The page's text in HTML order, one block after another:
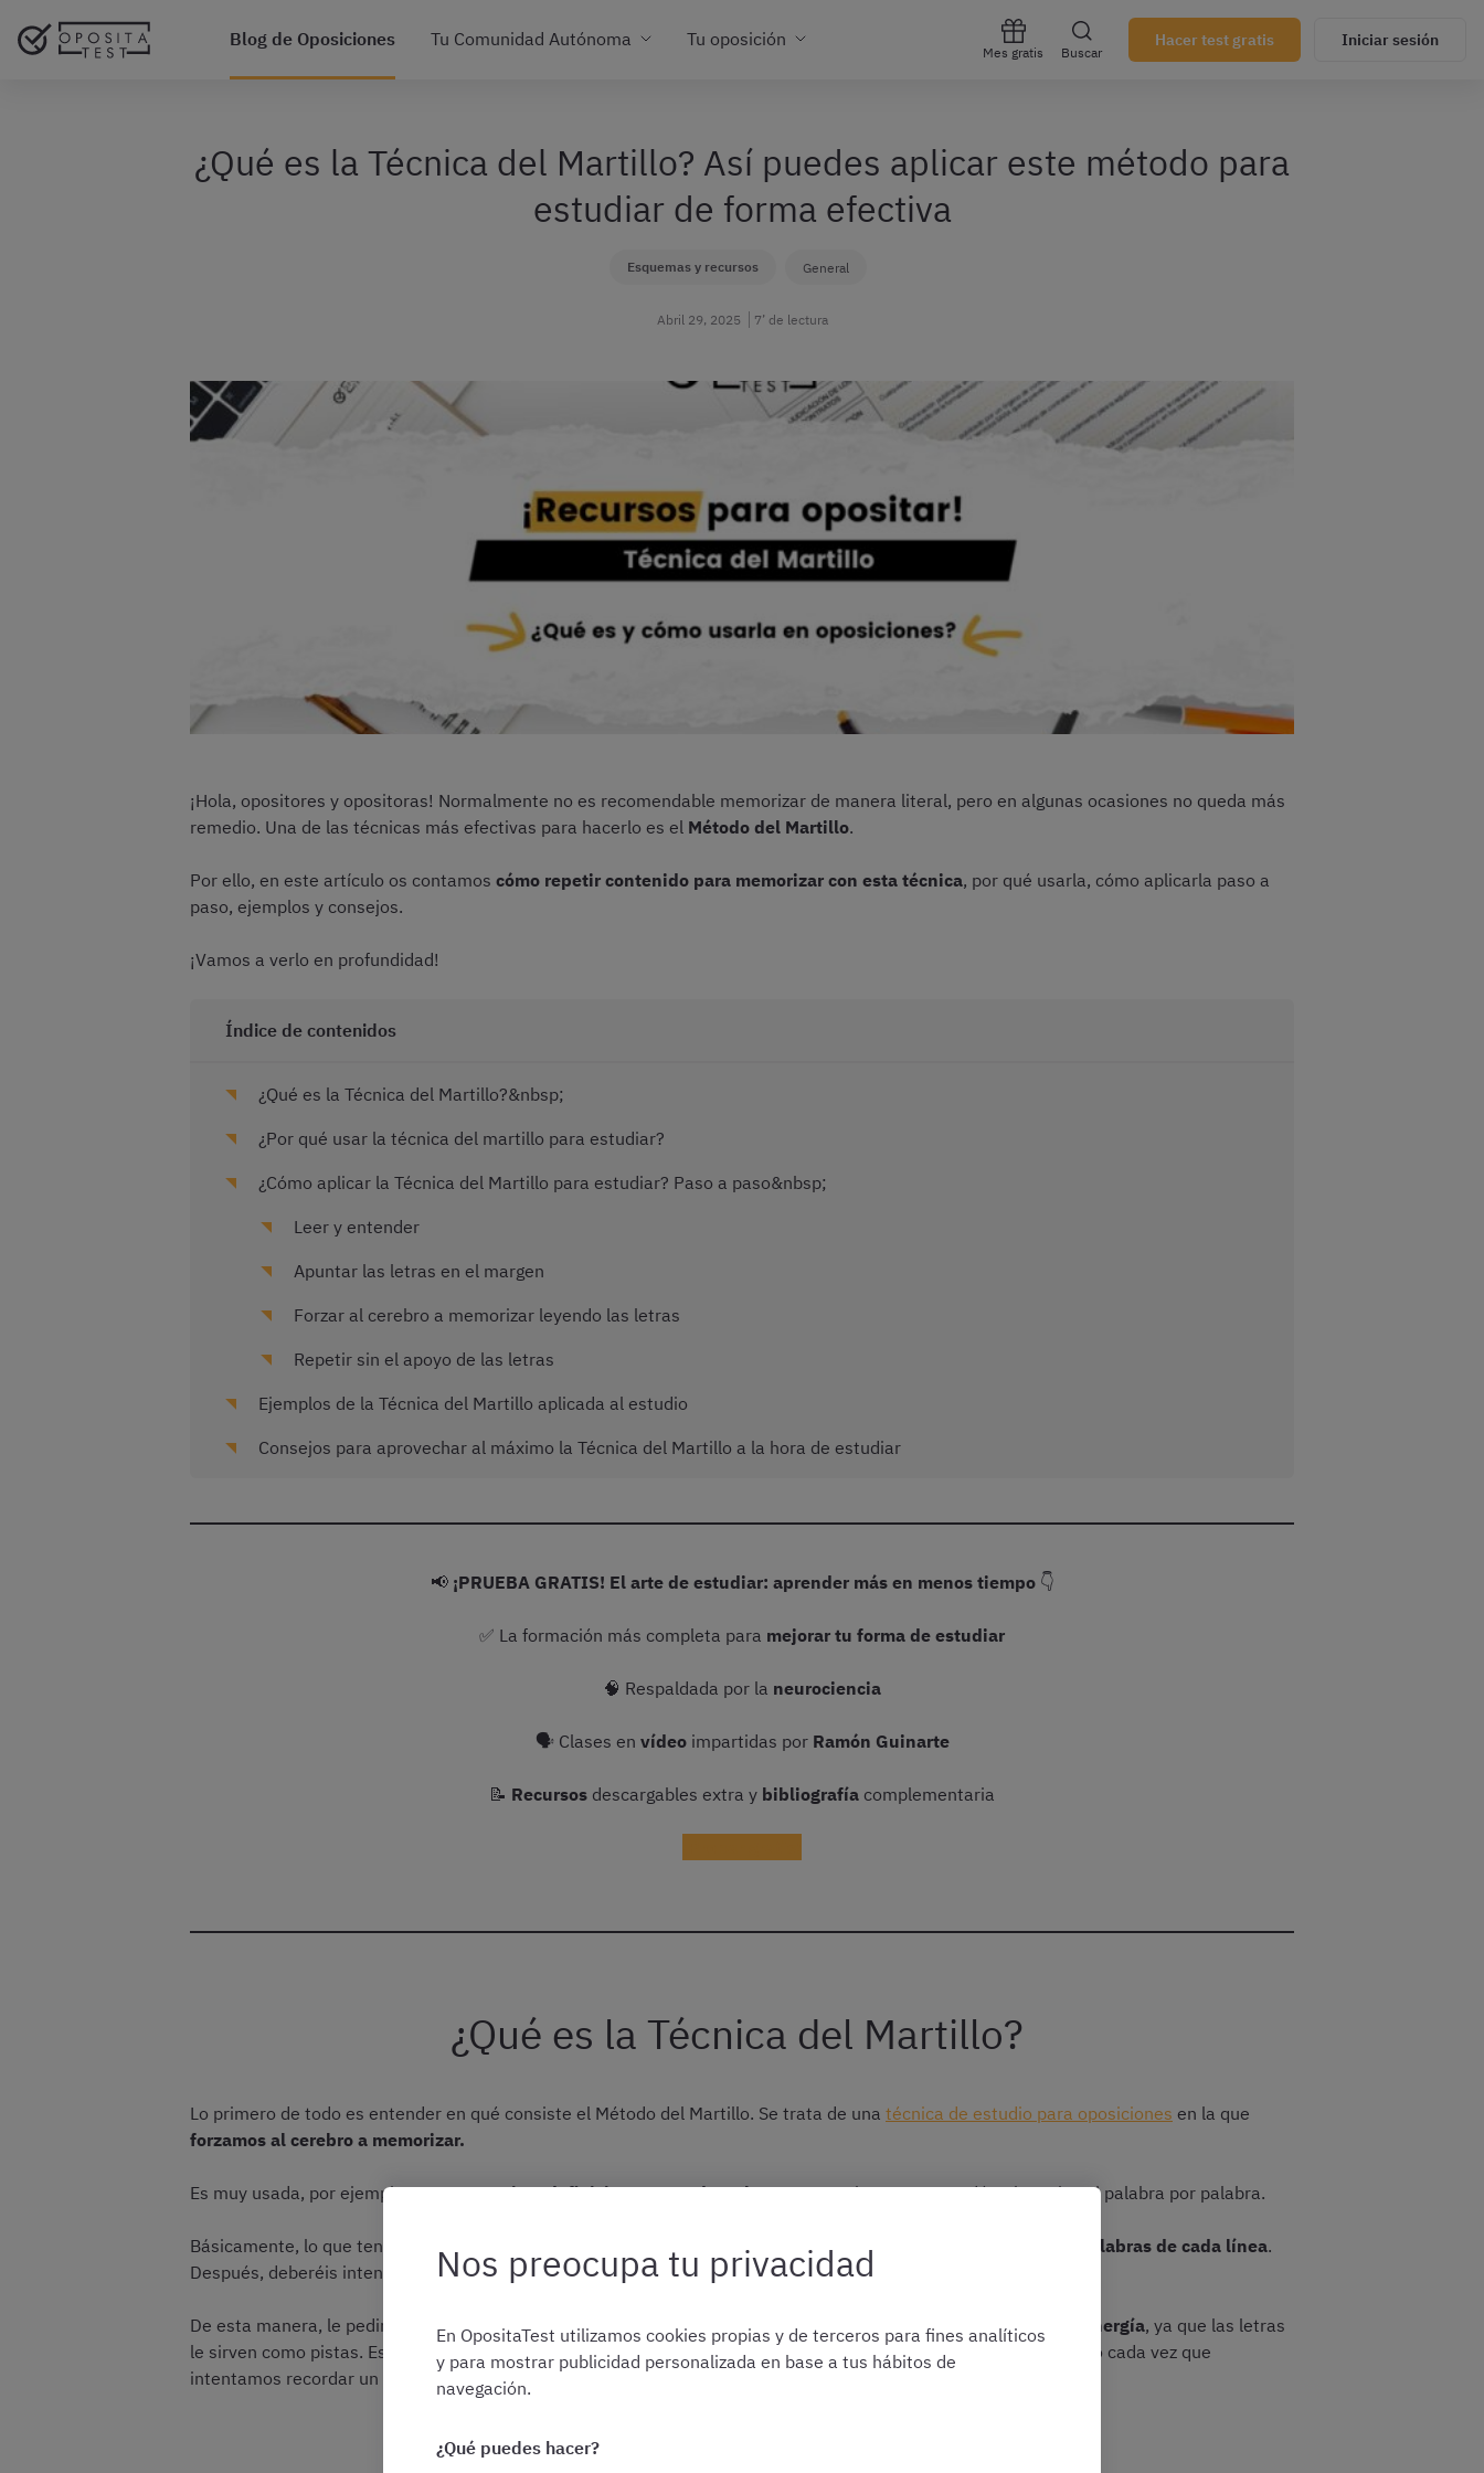
Blog de Oposiciones Tu Comunidad Autónoma Tu oposición
Mes gratis Buscar
Hacer test gratis Iniciar sesión
¿Qué es la Técnica del Martillo? Así puedes aplicar este método para
estudiar de forma efectiva
Esquemas y recursos General
Abril 29, 2025 7’ de lectura
¡Hola, opositores y opositoras! Normalmente no es recomendable memorizar de manera literal, pero en algunas ocasiones no queda más
remedio. Una de las técnicas más efectivas para hacerlo es el Método del Martillo.
Por ello, en este artículo os contamos cómo repetir contenido para memorizar con esta técnica, por qué usarla, cómo aplicarla paso a
paso, ejemplos y consejos.
¡Vamos a verlo en profundidad!
Índice de contenidos
¿Qué es la Técnica del Martillo?&nbsp;
¿Por qué usar la técnica del martillo para estudiar?
¿Cómo aplicar la Técnica del Martillo para estudiar? Paso a paso&nbsp;
Leer y entender
Apuntar las letras en el margen
Forzar al cerebro a memorizar leyendo las letras
Repetir sin el apoyo de las letras
Ejemplos de la Técnica del Martillo aplicada al estudio
Consejos para aprovechar al máximo la Técnica del Martillo a la hora de estudiar
📢 ¡PRUEBA GRATIS! El arte de estudiar: aprender más en menos tiempo👇
✅ La formación más completa para mejorar tu forma de estudiar
🧠 Respaldada por la neurociencia
🗣 Clases en vídeoimpartidas por Ramón Guinarte
📝 Recursos descargables extra y bibliografía complementaria
¿Qué es la Técnica del Martillo?
Lo primero de todo es entender en qué consiste el Método del Martillo. Se trata de una técnica de estudio para oposiciones en la que
forzamos al cerebro a memorizar.
Es muy usada, por ejemplo, paramemorizar definiciones cerradas o leyes, ya que hay que aprendérselas tal cual palabra por palabra.
Básicamente, lo que tenéis que hacer es escribir al margen de los apuntes la letra inicial de cada una de las palabras de cada línea.
Después, deberéis intentar repetir esas líneas solo leyendo cada una de las letras que habéis escrito.
De esta manera, le pedimos al cerebro un esfuerzo extra para memorizar , pero sin que tenga que gastar tanta energía, ya que las letras
le sirven como pistas. Esta técnica recibe este nombre porque es como si golpeáramos la memoria con un martillo cada vez que
intentamos recordar un dato, fijándolo mejor.
Nos preocupa tu privacidad
En OpositaTest utilizamos cookies propias y de terceros para fines analíticos
y para mostrar publicidad personalizada en base a tus hábitos de
navegación.
¿Qué puedes hacer?